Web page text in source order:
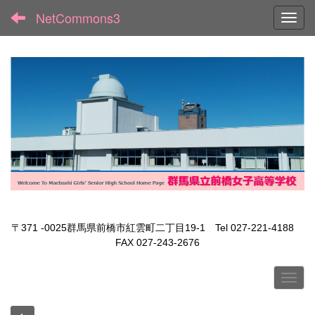
NetCommons3
〒371 -0025群馬県前橋市紅雲町二丁目19-1 Tel 027-221-4188
FAX 027-243-2676